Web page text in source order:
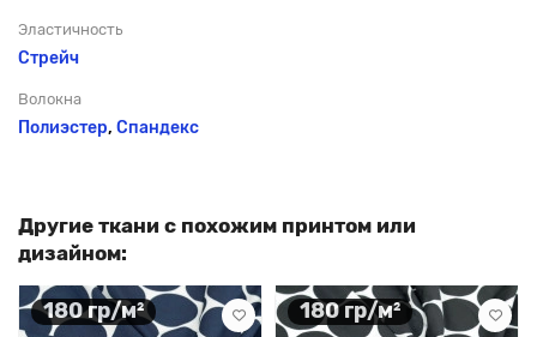
Эластичность
Стрейч
Волокна
Полиэстер, Спандекс
Другие ткани с похожим принтом или
дизайном:
180 гр/м² 180 гр/м²